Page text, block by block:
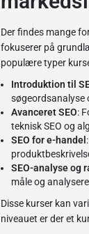
Der findes mange
fokuserer på
populære typer
Introduktion til
søgeordsanalyse
Avanceret SEO:
teknisk SEO og
SEO for e-handel
SEO-analyse og
måle og
Disse kurser kan
niveauet er der et